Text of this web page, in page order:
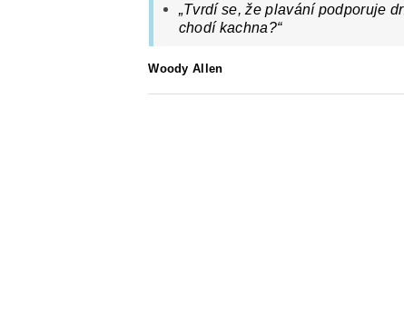
„Tvrdí se, že plavání podporuje
chodí kachna?“
Woody Allen